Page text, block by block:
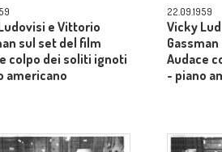
e Vittorio
sul set del film
colpo dei soliti ignoti
americano
22.09.1959
Vicky
Audace
- piano